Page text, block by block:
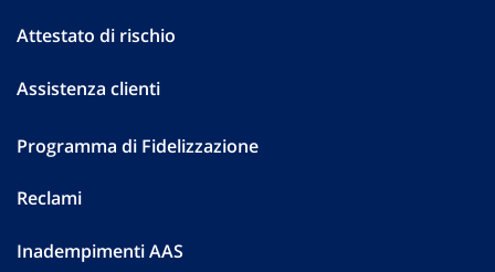
Attestato di rischio
Assistenza clienti
Programma di Fidelizzazione
Reclami
Inadempimenti AAS